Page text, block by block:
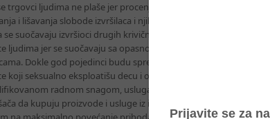
trgovci ljudima ne plaše jer procenjuju svoje kriminalne
i lišavanja slobode izvršilaca i njihovog krivičnog gonjenja je
se suočavaju izvršioci drugih krivičnih dela. A sa druge strane,
ljudima jer se suočavaju sa opasnošću od deportacije,
Dokle god pojedinci budu spremni da plate za seks, dotle
koji seksualno eksploatišu decu i odrasle. A trenutno postoji
radnom snagom, uslugama seksa i drugim
da kupuju proizvode i usluge iz industrija koje se oslanjaju